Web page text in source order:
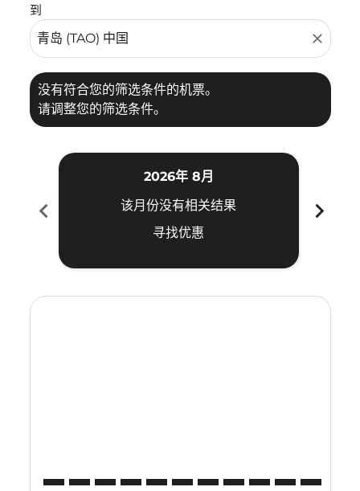
到
close
没有符合您的筛选条件的机票。
请调整您的筛选条件。
chevron_left
2026年 8月
该月份没有相关结果
寻找优惠
chevron_right